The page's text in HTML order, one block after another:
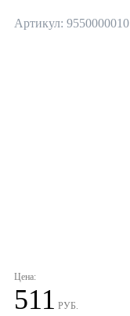
Артикул: 9550000010
Цена:
511 РУБ.